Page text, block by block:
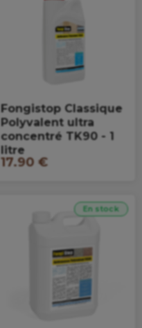
Fongistop Classique
Polyvalent ultra
concentré TK90 - 1
litre
17.90 €
En stock